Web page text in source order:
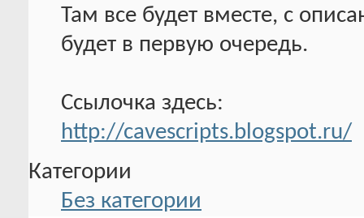
Там все будет вместе, с
будет в первую очередь.
Ссылочка здесь:
http://cavescripts.blogspot.ru/
Категории
Без категории